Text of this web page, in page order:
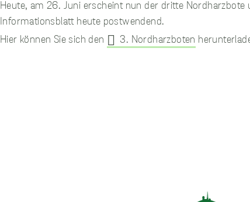
Heute, am 26. Juni erscheint nun der dritte
Informationsblatt heute postwendend.
Hier können Sie sich den
3. Nordharzboten